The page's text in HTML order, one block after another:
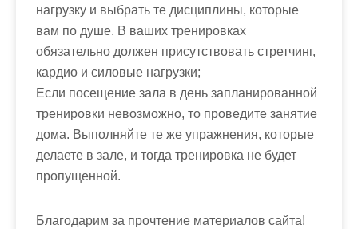
нагрузку и выбрать те дисциплины, которые
вам по душе. В ваших тренировках
обязательно должен присутствовать стретчинг,
кардио и силовые нагрузки;
Если посещение зала в день запланированной
тренировки невозможно, то проведите занятие
дома. Выполняйте те же упражнения, которые
делаете в зале, и тогда тренировка не будет
пропущенной.
Благодарим за прочтение материалов сайта!